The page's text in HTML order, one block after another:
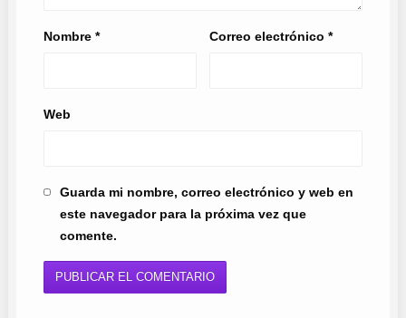
Nombre * Correo electrónico*
Web
Guarda mi nombre, correo electrónico y web en
este navegador para la próxima vez que
comente.